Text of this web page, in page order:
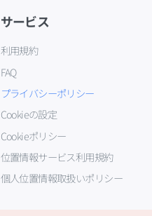
サービス
利用規約
FAQ
プライバシーポリシー
Cookieの設定
Cookieポリシー
位置情報サービス利用規約
個人位置情報取扱いポリシー